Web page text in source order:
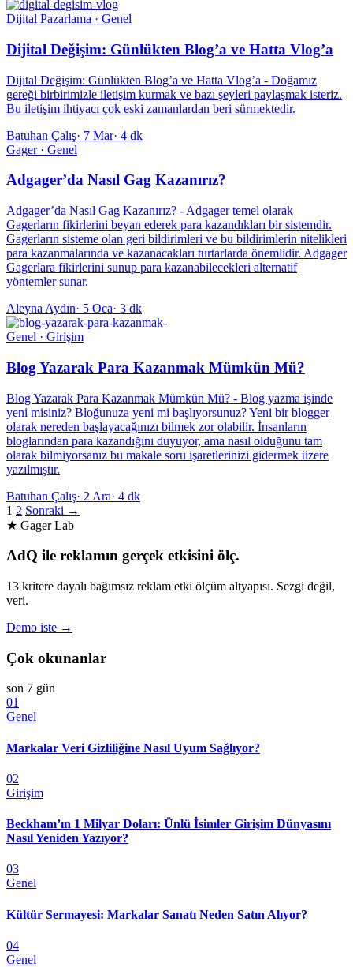
Dijital Pazarlama · Genel
Dijital Değişim: Günlükten Blog’a ve Hatta Vlog’a
Dijital Değişim: Günlükten Blog’a ve Hatta Vlog’a - Doğamız
gereği birbirimizle iletişim kurmak ve bazı şeyleri paylaşmak isteriz.
Bu iletişim ihtiyacı çok eski zamanlardan beri sürmektedir.
Batuhan Çalış· 7 Mar· 4 dk
Gager · Genel
Adgager’da Nasıl Gag Kazanırız?
Adgager’da Nasıl Gag Kazanırız? - Adgager temel olarak
Gagerların fikirlerini beyan ederek para kazandıkları bir sistemdir.
Gagerların sisteme olan geri bildirimleri ve bu bildirimlerin nitelikleri
para kazanmalarında ve kazanacakları turtarlarda önemlidir. Adgager
Gagerlara fikirlerini sunup para kazanabilecekleri alternatif
yöntemler sunar.
Aleyna Aydın· 5 Oca· 3 dk
Genel · Girişim
Blog Yazarak Para Kazanmak Mümkün Mü?
Blog Yazarak Para Kazanmak Mümkün Mü? - Blog yazma işinde
yeni misiniz? Bloğunuza yeni mi başlıyorsunuz? Yeni bir blogger
olarak nereden başlayacağınızı bilmek zor olabilir. İnsanların
bloglarından para kazandığını duyuyor, ama nasıl olduğunu tam
olarak bilmiyorsanız bu makale soru işaretlerinizi gidermek üzere
yazılmıştır.
Batuhan Çalış· 2 Ara· 4 dk
1 2 Sonraki →
★ Gager Lab
AdQ ile reklamın gerçek etkisini ölç.
13 kritere dayalı bağımsız reklam etki ölçüm altyapısı. Sezgi değil,
veri.
Demo iste →
Çok okunanlar
son 7 gün
01
Genel
Markalar Veri Gizliliğine Nasıl Uyum Sağlıyor?
02
Girişim
Beckham’ın 1 Milyar Doları: Ünlü İsimler Girişim Dünyasını
Nasıl Yeniden Yazıyor?
03
Genel
Kültür Sermayesi: Markalar Sanatı Neden Satın Alıyor?
04
Genel